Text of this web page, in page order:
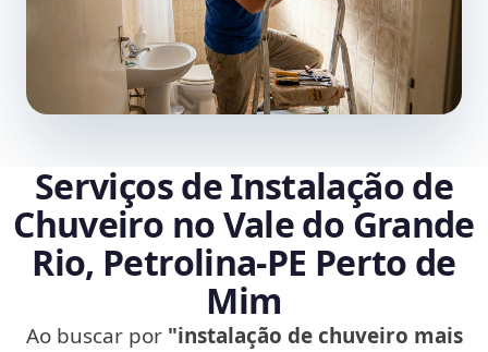
Serviços de Instalação de
Chuveiro no Vale do Grande
Rio, Petrolina‑PE Perto de
Mim
Ao buscar por "instalação de chuveiro mais